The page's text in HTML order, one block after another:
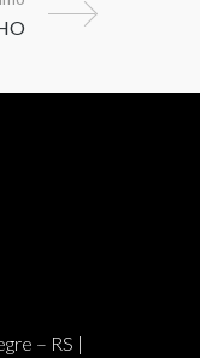
– RS |